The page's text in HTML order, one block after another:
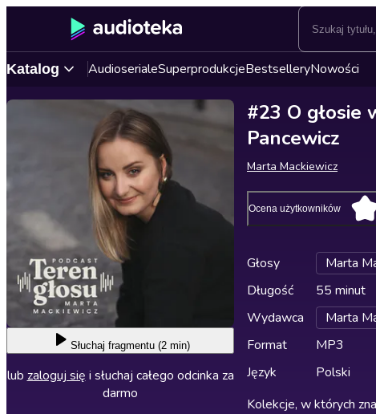
Katalog AudioserialeSuperprodukcjeBestselleryNowości
Słuchaj fragmentu (2 min)
lub zaloguj się i słuchaj całego odcinka za
darmo
#23 O głosie
Pancewicz
Marta Mackiewicz
Ocena użytkowników
Głosy
Marta
Długość
55 minut
Wydawca
Marta
Format
MP3
Język
Polski
Kolekcje, w których